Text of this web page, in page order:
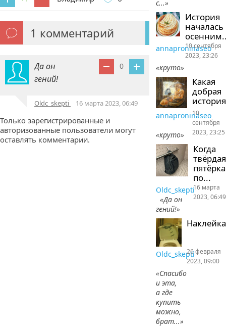
1 комментарий
0
Да он
гений!
Oldc_skepti 16 марта 2023, 06:49
Только зарегистрированные и
авторизованные пользователи могут
оставлять комментарии.
с...»
История
началась
annaproninaseo
«круто»
10 сентября
2023, 23:26
Какая
добрая
история
annaproninaseo
«круто»
10
сентября
2023, 23:25
Когда
твёрдая
пятёрка
по...
Oldc_skepti
«Да он
гений!»
16 марта
2023, 06:49
Наклейка
Oldc_skepti
«Спасибо
и эта,
а где
купить
можно,
брат...»
26 февраля
2023, 09:00